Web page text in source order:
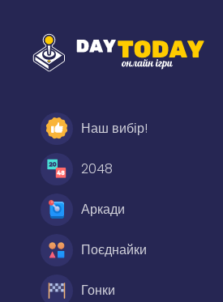
Наш вибір!
2048
Аркади
Поєднайки
Гонки